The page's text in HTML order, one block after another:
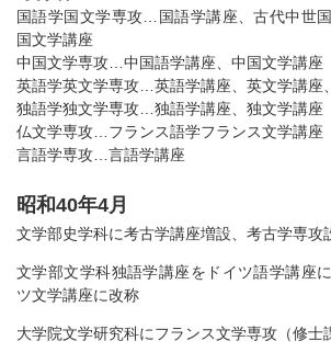
国語学国文学専攻…国語学講座、古代中世
国文学講座
中国文学専攻…中国語学講座、中国文学講座
英語学英文学専攻…英語学講座、英文学講座
独語学独文学専攻…独語学講座、独文学講座
仏文学専攻…フランス語学フランス文学講座
言語学専攻…言語学講座
昭和40年4月
文学部史学科に考古学講座増設、考古学専攻
文学部文学科独語学講座をドイツ語学講座
ツ文学講座に改称
大学院文学研究科にフランス文学専攻（修士